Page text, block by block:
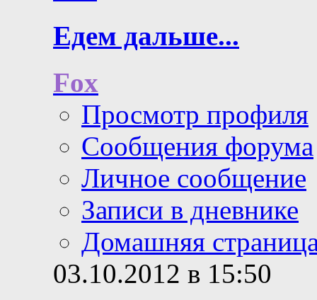
Едем дальше...
Fox
Просмотр профиля
Сообщения форума
Личное сообщение
Записи в дневнике
Домашняя
03.10.2012 в 15:50